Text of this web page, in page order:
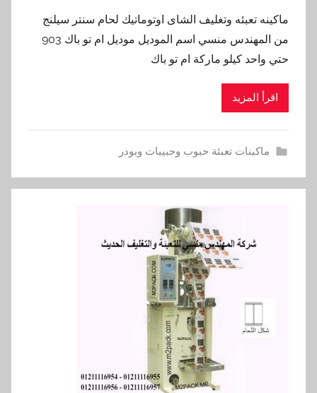
ماكينه تعبئه وتغليف الشاى اوتوماتيك لحام سنتر سيلنج
من المهندس منسي اسم الموديل موديل ام تو باك 903
حتي واحد كيلو ماركة ام تو باك
اقرأ المزيد
ماكينات تعبئة حبوب وحبيبات وبودر